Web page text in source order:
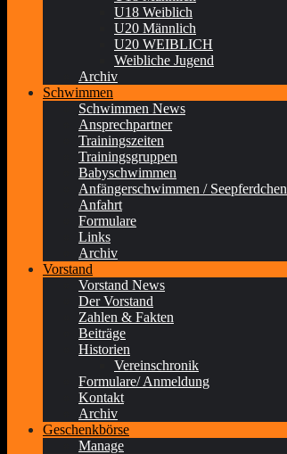
U18 Weiblich
U20 Männlich
U20 WEIBLICH
Weibliche Jugend
Archiv
Schwimmen
Schwimmen News
Ansprechpartner
Trainingszeiten
Trainingsgruppen
Babyschwimmen
Anfängerschwimmen / Seepferdchen
Anfahrt
Formulare
Links
Archiv
Vorstand
Vorstand News
Der Vorstand
Zahlen & Fakten
Beiträge
Historien
Vereinschronik
Formulare/ Anmeldung
Kontakt
Archiv
Geschenkbörse
Manage